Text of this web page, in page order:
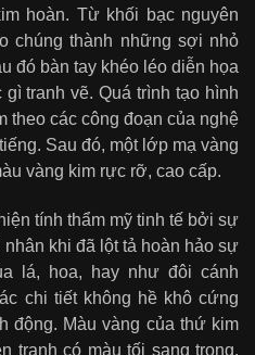
hoàn. Từ khối bạc nguyên
chúng thành những sợi nhỏ
đó bàn tay khéo léo diễn họa
tranh vẽ. Quá trình tạo hình
theo các công đoạn của nghệ
Sau đó, một lớp mạ vàng
vàng kim rực rỡ, cao cấp.
tính thẩm mỹ tinh tế bởi sự
khi đã lột tả hoàn hảo sự
lá, hoa, hay như đôi cánh
chi tiết không hề khô cứng
động. Màu vàng của thứ kim
tranh có màu tối sang trọng,